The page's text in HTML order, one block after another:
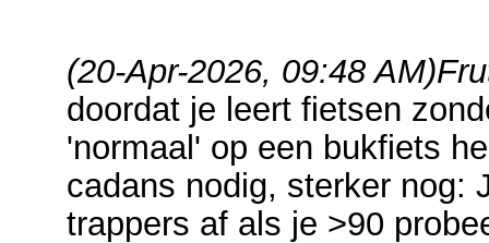
(20-Apr-2026, 09:48 AM)
doordat je leert fietsen
'normaal' op een bukfiets
cadans nodig, sterker nog:
trappers af als je >90